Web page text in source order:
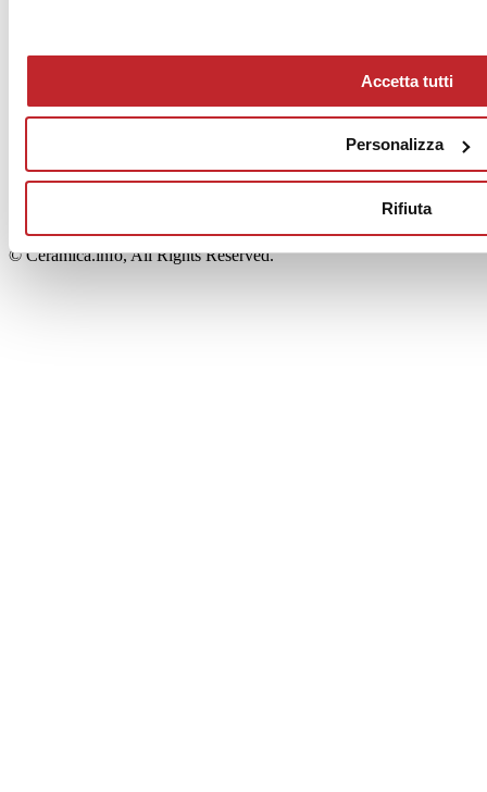
Accetta tutti
Personalizza
Rifiuta
Edi.Cer S.p.a. Società unipersonale
Viale Monte Santo, 40 - 41049 Sassuolo (MO) - Italy
00853700367
Iscrizione al Registro delle Imprese: REA Modena 189678
© Ceramica.info, All Rights Reserved.